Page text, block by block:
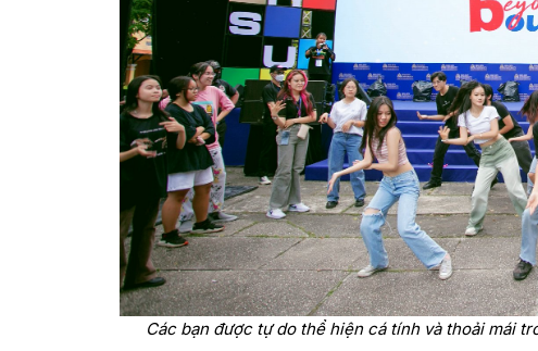
Các bạn được tự do thể hiện cá tính và thoải mái